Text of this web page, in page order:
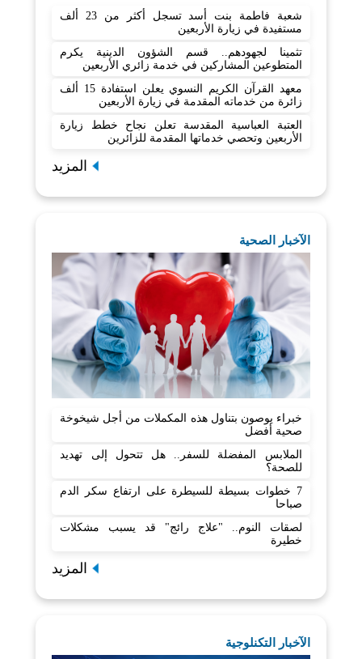
شعبة فاطمة بنت أسد تسجل أكثر من 23 ألف
مستفيدة في زيارة الأربعين
تثمينا لجهودهم.. قسم الشؤون الدينية يكرم
المتطوعين المشاركين في خدمة زائري الأربعين
معهد القرآن الكريم النسوي يعلن استفادة 15 ألف
زائرة من خدماته المقدمة في زيارة الأربعين
العتبة العباسية المقدسة تعلن نجاح خطط زيارة
الأربعين وتحصي خدماتها المقدمة للزائرين
المزيد
الآخبار الصحية
خبراء يوصون بتناول هذه المكملات من أجل شيخوخة
صحية أفضل
الملابس المفضلة للسفر.. هل تتحول إلى تهديد
للصحة؟
7 خطوات بسيطة للسيطرة على ارتفاع سكر الدم
صباحا
لصقات النوم.. "علاج رائج" قد يسبب مشكلات
خطيرة
المزيد
الآخبار التكنلوجية